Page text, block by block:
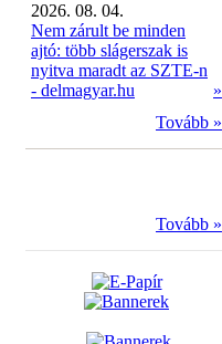
2026. 08. 04.
Nem zárult be minden
ajtó: több slágerszak is
nyitva maradt az SZTE-n
- delmagyar.hu
»
Tovább »
Tovább »